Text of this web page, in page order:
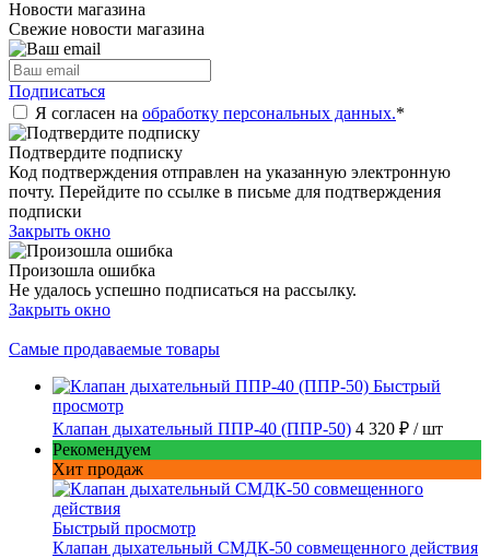
Новости магазина
Свежие новости магазина
Подписаться
Я согласен на обработку персональных данных.*
Подтвердите подписку
Код подтверждения отправлен на указанную электронную
почту. Перейдите по ссылке в письме для подтверждения
подписки
Закрыть окно
Произошла ошибка
Не удалось успешно подписаться на рассылку.
Закрыть окно
Самые продаваемые товары
Быстрый
просмотр
Клапан дыхательный ППР-40 (ППР-50) 4 320 ₽ / шт
Рекомендуем
Хит продаж
Быстрый просмотр
Клапан дыхательный СМДК-50 совмещенного действия